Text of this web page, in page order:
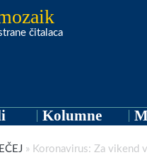
čitalaca
Kolumne
» Koronavirus: Za vikend